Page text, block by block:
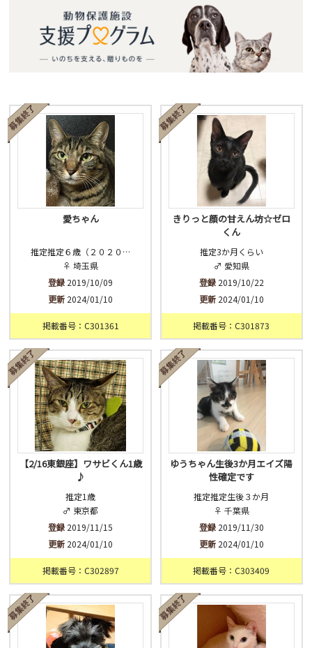
愛ちゃん
推定推定６歳（２０２０…
♀ 埼玉県
登録 2019/10/09
更新 2024/01/10
掲載番号：C301361
きりっと顔の甘えん坊☆ゼロ
くん
推定3か月くらい
♂ 愛知県
登録2019/10/22
更新2024/01/10
掲載番号：C301873
【2/16東銀座】ワサビくん1歳
♪
推定1歳
♂ 東京都
登録 2019/11/15
更新 2024/01/10
掲載番号：C302897
ゆうちゃん生後3か月エイズ陽
性確定です
推定推定生後３か月
♀ 千葉県
登録2019/11/30
更新2024/01/10
掲載番号：C303409